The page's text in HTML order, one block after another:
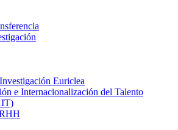
Euriclea
e Internacionalización del Talento